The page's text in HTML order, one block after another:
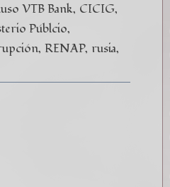
VTB Bank CICIG
Públcio
RENAP rusia